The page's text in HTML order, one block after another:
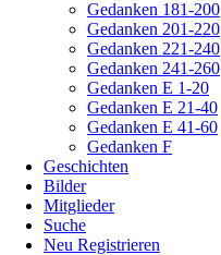
Gedanken 181-200
Gedanken 201-220
Gedanken 221-240
Gedanken 241-260
Gedanken E 1-20
Gedanken E 21-40
Gedanken E 41-60
Gedanken F
Geschichten
Bilder
Mitglieder
Suche
Neu Registrieren